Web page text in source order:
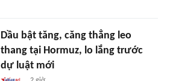
Dầu bật tăng, căng thẳng leo
thang tại Hormuz, lo lắng trước
dự luật mới